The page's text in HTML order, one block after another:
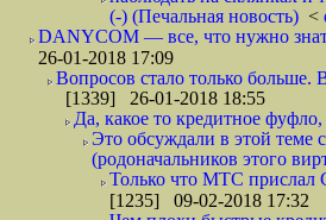
(-) (Печальная новость) <
DANYCOM — все, что нужно
26-01-2018 17:09
Вопросов стало только
[1339] 26-01-2018 18:55
Да, какое то кредитное
Это обсуждали в этой теме
(родоначальников этого
Только что МТС прислал
[1235] 09-02-2018 17:32